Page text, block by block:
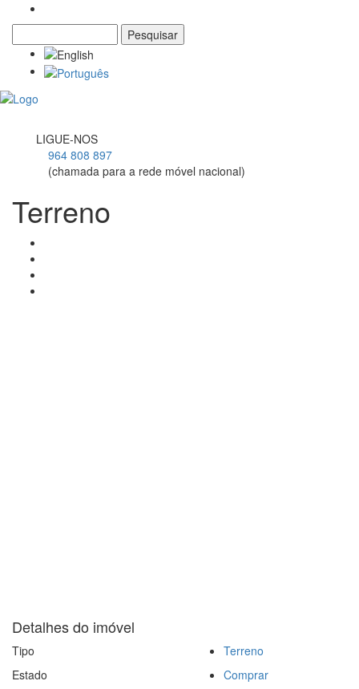
Formulário de pesquisa
LIGUE-NOS
964 808 897
(chamada para a rede móvel nacional)
Terreno
Detalhes do imóvel
Tipo
Terreno
Estado
Comprar